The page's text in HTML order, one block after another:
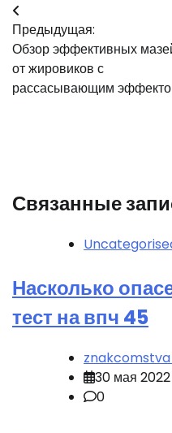
Навигация
по
записям
Предыдущая:
Обзор эффективных
от жировиков с
рассасывающим
Связанные
Насколько
тест на впч 45
znakcomstva_
30 мая 2022
0